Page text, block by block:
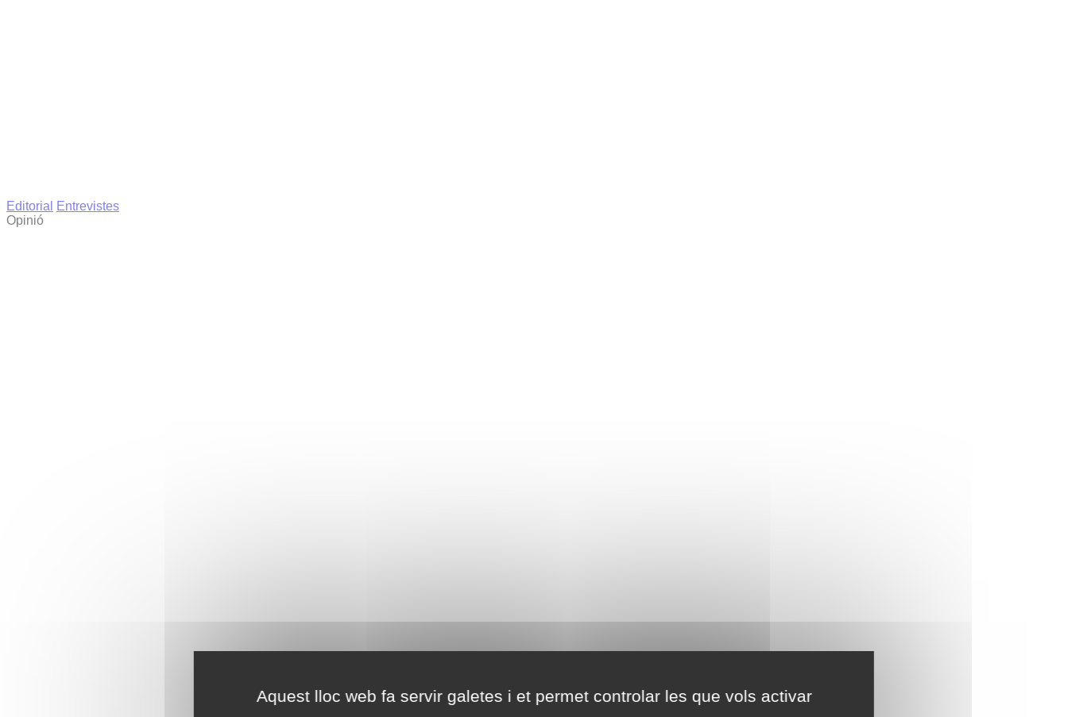
Aquest lloc web fa servir galetes i et permet controlar les que vols activar
Editorial
Entrevistes
Opinió